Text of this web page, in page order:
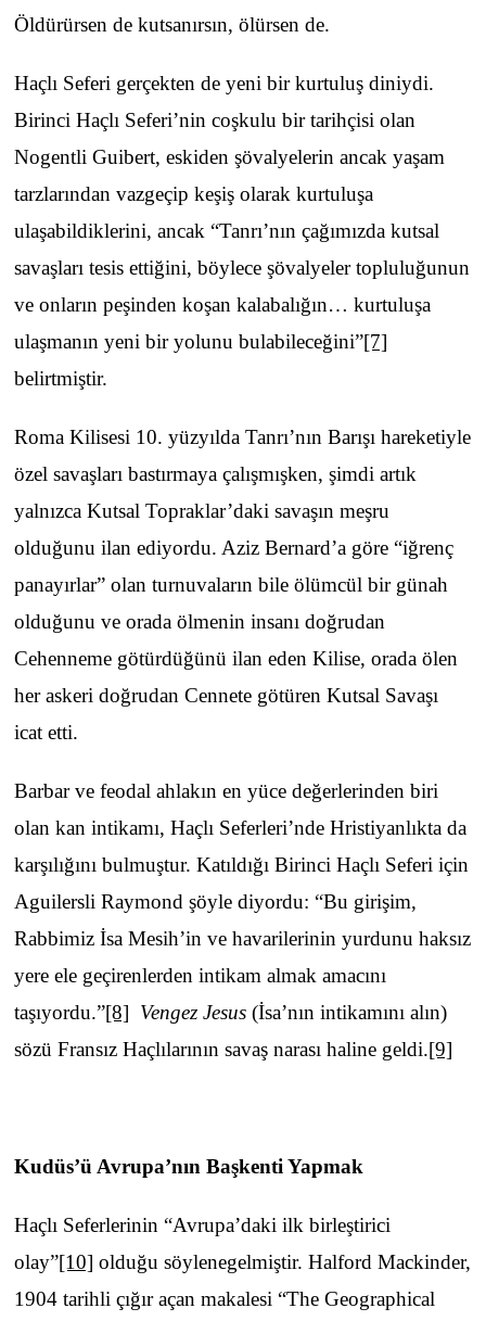
Öldürürsen de kutsanırsın, ölürsen de.
Haçlı Seferi gerçekten de yeni bir kurtuluş diniydi.
Birinci Haçlı Seferi’nin coşkulu bir tarihçisi olan
Nogentli Guibert, eskiden şövalyelerin ancak yaşam
tarzlarından vazgeçip keşiş olarak kurtuluşa
ulaşabildiklerini, ancak “Tanrı’nın çağımızda kutsal
savaşları tesis ettiğini, böylece şövalyeler topluluğunun
ve onların peşinden koşan kalabalığın… kurtuluşa
ulaşmanın yeni bir yolunu bulabileceğini”[7]
belirtmiştir.
Roma Kilisesi 10. yüzyılda Tanrı’nın Barışı hareketiyle
özel savaşları bastırmaya çalışmışken, şimdi artık
yalnızca Kutsal Topraklar’daki savaşın meşru
olduğunu ilan ediyordu. Aziz Bernard’a göre “iğrenç
panayırlar” olan turnuvaların bile ölümcül bir günah
olduğunu ve orada ölmenin insanı doğrudan
Cehenneme götürdüğünü ilan eden Kilise, orada ölen
her askeri doğrudan Cennete götüren Kutsal Savaşı
icat etti.
Barbar ve feodal ahlakın en yüce değerlerinden biri
olan kan intikamı, Haçlı Seferleri’nde Hristiyanlıkta da
karşılığını bulmuştur. Katıldığı Birinci Haçlı Seferi için
Aguilersli Raymond şöyle diyordu: “Bu girişim,
Rabbimiz İsa Mesih’in ve havarilerinin yurdunu haksız
yere ele geçirenlerden intikam almak amacını
taşıyordu.”[8] Vengez Jesus (İsa’nın intikamını alın)
sözü Fransız Haçlılarının savaş narası haline geldi.[9]
Kudüs’ü Avrupa’nın Başkenti Yapmak
Haçlı Seferlerinin “Avrupa’daki ilk birleştirici
olay”[10] olduğu söylenegelmiştir. Halford Mackinder,
1904 tarihli çığır açan makalesi “The Geographical